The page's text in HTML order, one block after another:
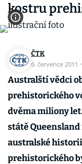
kostru
ČTK
6. července 2011 ·
Australští vědci
prehistorického
dvěma miliony
státě
australské
prehistorického